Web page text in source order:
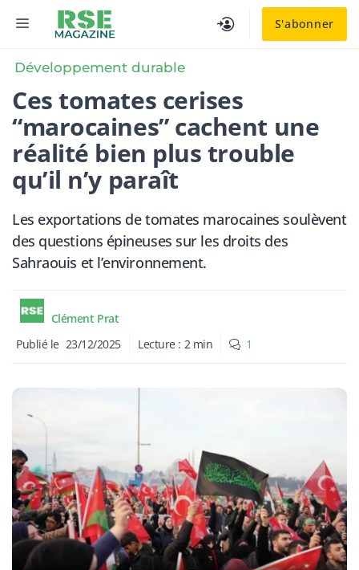
S'abonner
MENU
Développement durable
Ces tomates cerises
“marocaines” cachent une
réalité bien plus trouble
qu’il n’y paraît
Les exportations de tomates marocaines soulèvent
des questions épineuses sur les droits des
Sahraouis et l’environnement.
Clément Prat
Publié le 23/12/2025 Lecture : 2 min 1